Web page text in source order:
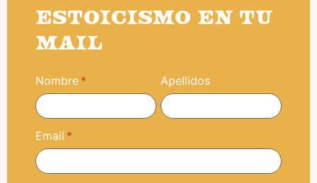
ESTOICISMO EN TU
MAIL
Nombre Apellidos
Email